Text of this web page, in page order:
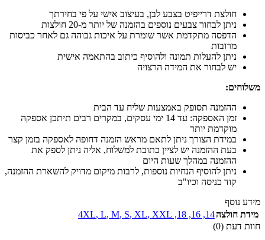
חולצת דרייפיט בצבע לבן, בעיצוב אישי על פי בחירתך
ניתן לבחור צבעים נוספים בהזמנה של יותר מ-20 חולצות
הדפסה מתקדמת אשר שומרת על איכות גבוהה גם לאחר כביסות
מרובות
ניתן להעלות תמונה ולהוסיף כיתוב בהתאמה אישית
יש לבחור את המידה הרצויה
משלוחים:
ההזמנה תסופק באמצעות שליח עד הבית
זמן האספקה: עד 14 ימי עסקים, במקרים רבים תיתכן אספקה
מוקדמת יותר
במידת הצורך ניתן לתאם מראש הזמנה דחופה לאספקה בזמן קצר
בעת ההזמנה יש לציין כתובת למשלוח, אליה ניתן לספק את
ההזמנה במהלך שעות היום
ניתן להוסיף הנחיות נוספות, לרבות מיקום מדויק להשארת ההזמנה,
קוד כניסה וכיו"ב
מידע נוסף
מידת חולצה14
,
16
,
18
,
4XL, L, M, S, XL, XXL
חוות דעת (0)